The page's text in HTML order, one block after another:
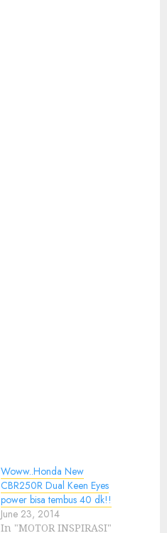
Woww..Honda New
CBR250R Dual Keen Eyes
power bisa tembus 40 dk!!
June 23, 2014
In "MOTOR INSPIRASI"